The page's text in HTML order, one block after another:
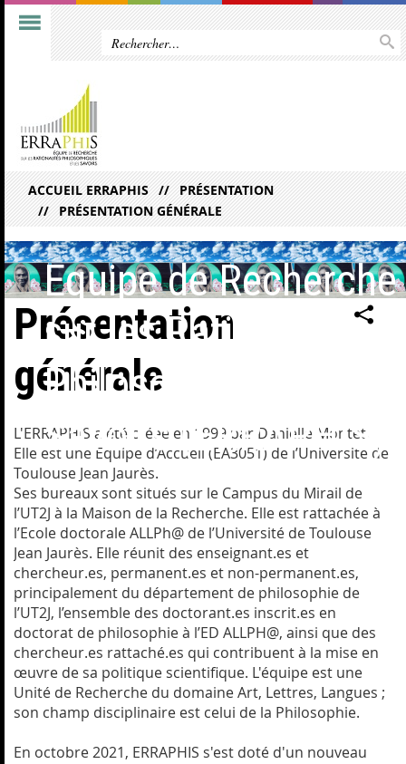
ACCUEIL ERRAPHIS
PRÉSENTATION
PRÉSENTATION GÉNÉRALE
Equipe de Recherche
sur les Rationalités
Philosophiques et les
Savoirs (ERRAPHIS)
Présentation
générale
L'ERRAPHIS a été créée en 1999 par Danielle Montet.
Elle est une Equipe d’Accueil (EA3051) de l’Université de
Toulouse Jean Jaurès.
Ses bureaux sont situés sur le Campus du Mirail de
l’UT2J à la Maison de la Recherche. Elle est rattachée à
l’Ecole doctorale ALLPh@ de l’Université de Toulouse
Jean Jaurès. Elle réunit des enseignant.es et
chercheur.es, permanent.es et non-permanent.es,
principalement du département de philosophie de
l’UT2J, l’ensemble des doctorant.es inscrit.es en
doctorat de philosophie à l’ED ALLPH@, ainsi que des
chercheur.es rattaché.es qui contribuent à la mise en
œuvre de sa politique scientifique. L'équipe est une
Unité de Recherche du domaine Art, Lettres, Langues ;
son champ disciplinaire est celui de la Philosophie.
En octobre 2021, ERRAPHIS s'est doté d'un nouveau